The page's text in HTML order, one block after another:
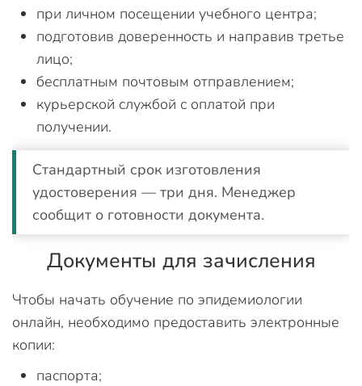
при личном посещении учебного центра;
подготовив доверенность и направив третье
лицо;
бесплатным почтовым отправлением;
курьерской службой с оплатой при
получении.
Стандартный срок изготовления
удостоверения — три дня. Менеджер
сообщит о готовности документа.
Документы для зачисления
Чтобы начать обучение по эпидемиологии
онлайн, необходимо предоставить электронные
копии:
паспорта;